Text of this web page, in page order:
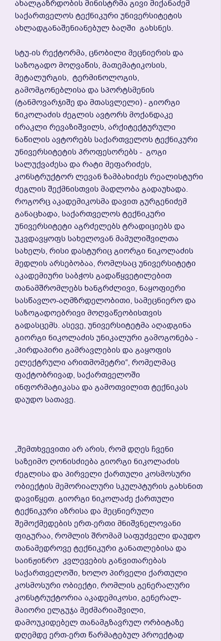
Ახალგაზრდობის Მინისტრმა Გივი Მიქანაძემ
Საქართველოს Ტექნიკური Უნივერსიტეტის
Ახლადგანაშენიანებულ Ბაღში Გახსნეს.
Სტუ-Ის Რექტორმა, Ცნობილი Მეცნიერის Და
Საზოგადო Მოღვაწის, Მათემატიკოსის,
Მეტალურგის, Ტერმინოლოგის,
Გამომგონებლისა Და Სპორტსმენის
(ტანმოვარჯიშე Და Მთასვლელი) - Გიორგი
Ნიკოლაძის Ძეგლის Ავტორს Მოქანდაკე
Ირაკლი Რევაზიშვილს, Არქიტექტურული
Ნაწილის Ავტორებს Საქართველოს Ტექნიკური
Უნივერსიტეტის Პროფესორებს - Გოგი
Სალუქვაძესა Და Რატი Მეფარიძეს,
Კონსტრუქტორ Ლევან Ზამბახიძეს Რეალისტური
Ძეგლის Შექმნისთვის Მადლობა Გადაუხადა.
Როგორც Აკადემიკოსმა Დავით Გურგენიძემ
Განაცხადა, Საქართველოს Ტექნიკური
Უნივერსიტეტი Აგრძელებს Ტრადიციებს Და
Უკვდავყოფს Სახელოვან Მამულიშვილთა
Სახელს, Რისი Დასტურიც Გიორგი Ნიკოლაძის
Მედლის Არსებობაა, Რომლსაც Უნივერსიტეტი
Აკადემიური Საბჭოს Გადაწყვეტილებით
Თანამშრომლებს Ხანგრძლივი, Ნაყოფიერი
Სასწავლო-Აღმზრდელობითი, Სამეცნიერო Და
Საზოგადოებრივი Მოღვაწეობისთვის
Გადასცემს. Ასევე, Უნივერსიტეტმა Აღადგინა
Გიორგი Ნიკოლაძის Უნიკალური Გამოგონება -
„პირდაპირი Გამრავლების Და Გაყოფის
Ელექტრული Არითმომეტრი“, Რომელმაც
Ფაქტობრივად, Საქართველოში
Ინფორმატიკასა Და Გამოთვილით Ტექნიკას
Დაუდო Სათავე.
„შემთხვევითი Არ Არის, Რომ Დღეს Ჩვენი
Საზეიმო Ღონისძიება Გიორგი Ნიკოლაძის
Ძეგლისა Და Პირველი Ქართული Კოსმოსური
Ობიექტის Მემორიალური Სკულპტურის Გახსნით
Დავიწყეთ. Გიორგი Ნიკოლაძე Ქართული
Ტექნიკური Აზრისა Და Მეცნიერული
Შემოქმედების Ერთ-Ერთი Მნიშვნელოვანი
Ფიგურაა, Რომლის Შრომამ Საფუძველი Დაუდო
Თანამედროვე Ტექნიკური Განათლებისა Და
Საინჟინრო Კვლევების Განვითარებას
Საქართველოში, Ხოლო Პირველი Ქართული
Კოსმოსური Ობიექტი, Რომლის Გენერალური
Კონსტრუქტორია Აკადემიკოსი, Გენერალ-
Მაიორი Ელგუჯა Მეძმარიაშვილი,
Დამოუკიდებელ Თანამგზავრულ Ორბიტაზე
Დღემდე Ერთ-Ერთ Წარმატებულ Პროექტად